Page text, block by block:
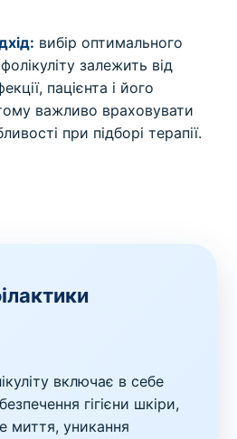
вибір оптимального
залежить від
пацієнта і його
важливо враховувати
при підборі терапії.
включає в себе
гігієни шкіри,
миття, уникання